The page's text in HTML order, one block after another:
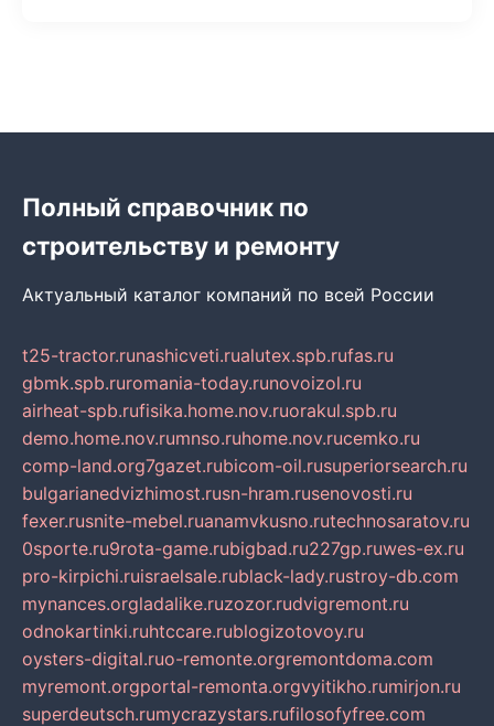
Полный справочник по
строительству и ремонту
Актуальный каталог компаний по всей России
t25-tractor.runashicveti.rualutex.spb.rufas.ru
gbmk.spb.ruromania-today.runovoizol.ru
airheat-spb.rufisika.home.nov.ruorakul.spb.ru
demo.home.nov.rumnso.ruhome.nov.rucemko.ru
comp-land.org7gazet.rubicom-oil.rusuperiorsearch.ru
bulgarianedvizhimost.rusn-hram.rusenovosti.ru
fexer.rusnite-mebel.ruanamvkusno.rutechnosaratov.ru
0sporte.ru9rota-game.rubigbad.ru227gp.ruwes-ex.ru
pro-kirpichi.ruisraelsale.rublack-lady.rustroy-db.com
mynances.orgladalike.ruzozor.rudvigremont.ru
odnokartinki.ruhtccare.rublogizotovoy.ru
oysters-digital.ruo-remonte.orgremontdoma.com
myremont.orgportal-remonta.orgvyitikho.rumirjon.ru
superdeutsch.rumycrazystars.rufilosofyfree.com